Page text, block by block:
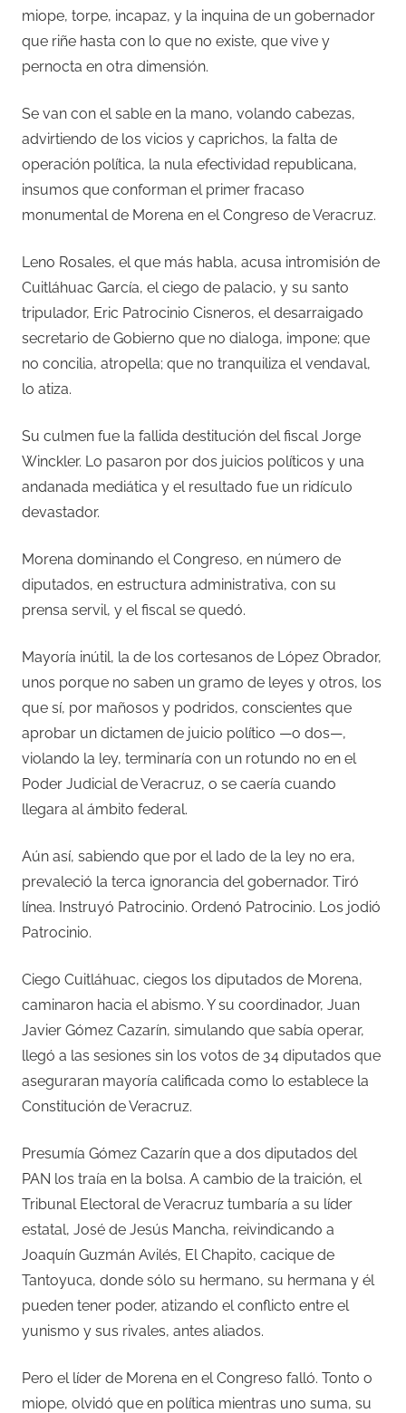
miope, torpe, incapaz, y la inquina de un gobernador
que riñe hasta con lo que no existe, que vive y
pernocta en otra dimensión.
Se van con el sable en la mano, volando cabezas,
advirtiendo de los vicios y caprichos, la falta de
operación política, la nula efectividad republicana,
insumos que conforman el primer fracaso
monumental de Morena en el Congreso de Veracruz.
Leno Rosales, el que más habla, acusa intromisión de
Cuitláhuac García, el ciego de palacio, y su santo
tripulador, Eric Patrocinio Cisneros, el desarraigado
secretario de Gobierno que no dialoga, impone; que
no concilia, atropella; que no tranquiliza el vendaval,
lo atiza.
Su culmen fue la fallida destitución del fiscal Jorge
Winckler. Lo pasaron por dos juicios políticos y una
andanada mediática y el resultado fue un ridículo
devastador.
Morena dominando el Congreso, en número de
diputados, en estructura administrativa, con su
prensa servil, y el fiscal se quedó.
Mayoría inútil, la de los cortesanos de López Obrador,
unos porque no saben un gramo de leyes y otros, los
que sí, por mañosos y podridos, conscientes que
aprobar un dictamen de juicio político —o dos—,
violando la ley, terminaría con un rotundo no en el
Poder Judicial de Veracruz, o se caería cuando
llegara al ámbito federal.
Aún así, sabiendo que por el lado de la ley no era,
prevaleció la terca ignorancia del gobernador. Tiró
línea. Instruyó Patrocinio. Ordenó Patrocinio. Los jodió
Patrocinio.
Ciego Cuitláhuac, ciegos los diputados de Morena,
caminaron hacia el abismo. Y su coordinador, Juan
Javier Gómez Cazarín, simulando que sabía operar,
llegó a las sesiones sin los votos de 34 diputados que
aseguraran mayoría calificada como lo establece la
Constitución de Veracruz.
Presumía Gómez Cazarín que a dos diputados del
PAN los traía en la bolsa. A cambio de la traición, el
Tribunal Electoral de Veracruz tumbaría a su líder
estatal, José de Jesús Mancha, reivindicando a
Joaquín Guzmán Avilés, El Chapito, cacique de
Tantoyuca, donde sólo su hermano, su hermana y él
pueden tener poder, atizando el conflicto entre el
yunismo y sus rivales, antes aliados.
Pero el líder de Morena en el Congreso falló. Tonto o
miope, olvidó que en política mientras uno suma, su